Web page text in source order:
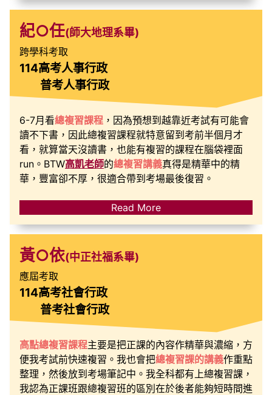
紀○任(師大地理系畢)
跨學科考取
114高考人事行政
普考人事行政
6-7月看總複習課程 ，因為預想到越靠近考試有可能會
讀不下書，因此總複習課程就特意留到考前半個月才
看，就算當天沒讀書，也能有複習的課程在腦袋裡面
run。BTW高凱老師的總複習講義真得是精華中的精
華，豐富卻不厚，很適合帶到考場最後復習。
Read More
黃○依(中正社福系畢)
應屆考取
114高考社會行政
普考社會行政
高點總複習課程主要是把正課的內容作精華與濃縮，方
便我考試前快速複習。我也會把總複習課的講義作重點
整理，然後放到考場筆記中。我全科都有上總複習課，
我認為正課班跟總複習班的區別在於後者能夠短時間進